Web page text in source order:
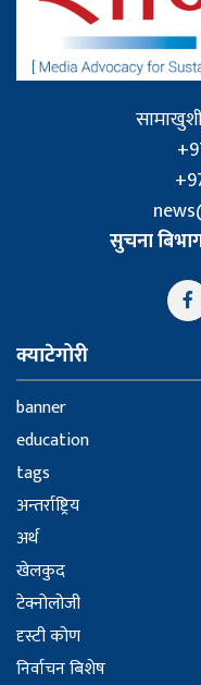
सुचना
क्याटेगोरी
banner
education
tags
अन्तर्राष्ट्रिय
अर्थ
खेलकुद
टेक्नोलोजी
दृस्टी कोण
निर्वाचन बिशेष